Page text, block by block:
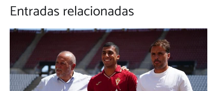
Entradas relacionadas